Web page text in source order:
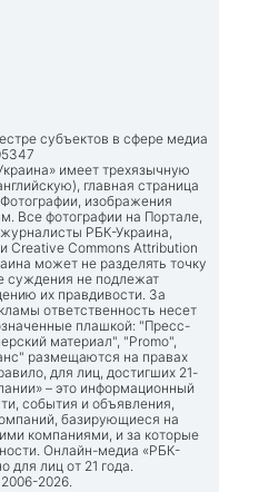
субъектов в сфере медиа
имеет трехязычную
главная страница
изображения
Все фотографии на Портале,
РБК-Украина,
Creative Commons Attribution
может не разделять точку
суждения не подлежат
их правдивости. За
ответственность несет
плашкой: "Пресс-
материал", "Promo",
размещаются на правах
для лиц, достигших 21-
– это информационный
события и объявления,
базирующиеся на
компаниями, и за которые
Онлайн-медиа «РБК-
для лиц от 21 года.
2026.